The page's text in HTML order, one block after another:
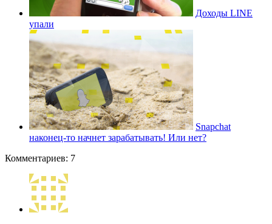
Доходы LINE
упали
Snapchat
наконец-то начнет зарабатывать! Или нет?
Комментариев: 7